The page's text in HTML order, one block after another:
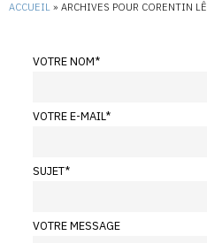
ACCUEIL » ARCHIVES POUR CORENTIN LÊ
VOTRE NOM*
VOTRE E-MAIL*
SUJET*
VOTRE MESSAGE